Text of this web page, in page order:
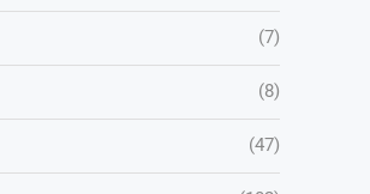
(7)
(8)
(47)